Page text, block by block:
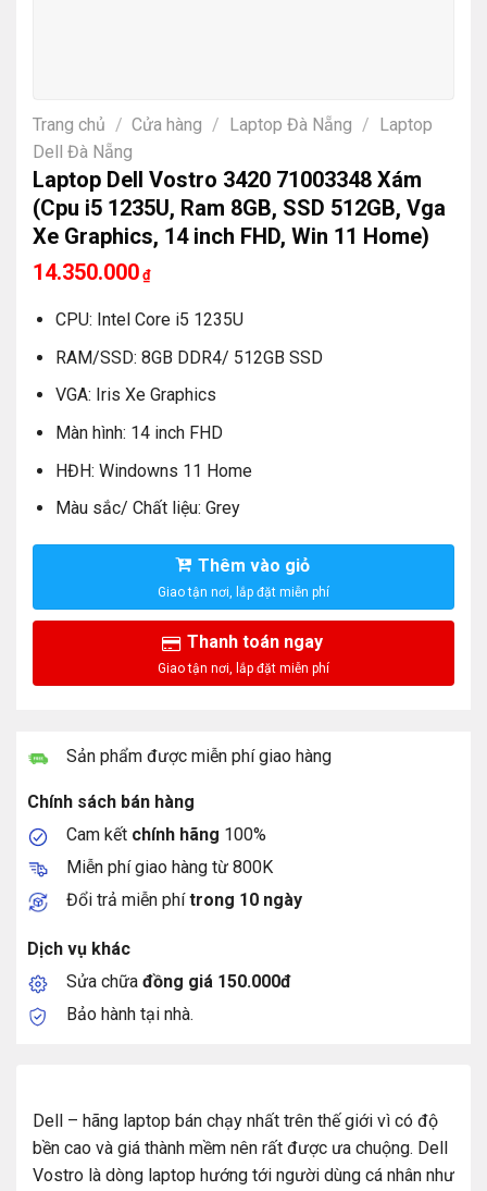
Trang chủ / Cửa hàng / Laptop Đà Nẵng /
Laptop
Dell Đà Nẵng
Laptop Dell Vostro 3420 71003348 Xám
(Cpu i5 1235U, Ram 8GB, SSD 512GB, Vga
Xe Graphics, 14 inch FHD, Win 11 Home)
14.350.000 ₫
CPU: Intel Core i5 1235U
RAM/SSD: 8GB DDR4/ 512GB SSD
VGA: Iris Xe Graphics
Màn hình: 14 inch FHD
HĐH: Windowns 11 Home
Màu sắc/ Chất liệu: Grey
Thêm vào giỏ
Thanh toán ngay
Sản phẩm được miễn phí giao hàng
Chính sách bán hàng
Cam kết chính hãng 100%
Miễn phí giao hàng từ 800K
Đổi trả miễn phítrong 10 ngày
Dịch vụ khác
Sửa chữa đồng giá 150.000đ
Bảo hành tại nhà.
Dell – hãng laptop bán chạy nhất trên thế giới vì có độ
bền cao và giá thành mềm nên rất được ưa chuộng. Dell
Vostro là dòng laptop hướng tới người dùng cá nhân như